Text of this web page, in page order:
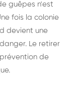
guêpes n'est
fois la colonie
devient une
Le retirer
de